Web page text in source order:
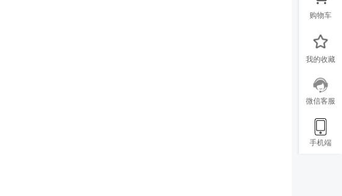
购物车
我的收藏
微信客服
手机端